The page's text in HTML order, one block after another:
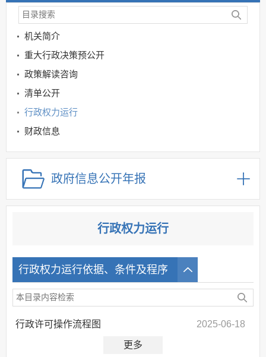
机关简介
重大行政决策预公开
政策解读咨询
清单公开
行政权力运行
财政信息
规划信息
建议提案办理
公务员及事业单位招录
应急管理
其他法定信息
政府信息公开年报
行政权力运行
行政权力运行依据、条件及程序
行政许可操作流程图 2025-06-18
更多